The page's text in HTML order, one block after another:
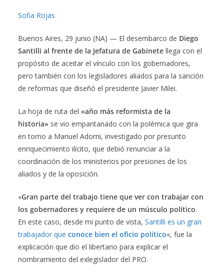
Sofia Rojas
Buenos Aires, 29 junio (NA) — El desembarco de Diego
Santilli al frente de la Jefatura de Gabinete llega con el
propósito de aceitar el vínculo con los gobernadores,
pero también con los legisladores aliados para la sanción
de reformas que diseñó el presidente Javier Milei.
La hoja de ruta del «año más reformista de la
historia» se vio empantanado con la polémica que gira
en torno a Manuel Adorni, investigado por presunto
enriquecimiento ilícito, que debió renunciar a la
coordinación de los ministerios por presiones de los
aliados y de la oposición.
«Gran parte del trabajo tiene que ver con trabajar con
los gobernadores y requiere de un músculo político.
En este caso, desde mi punto de vista, Santilli es un gran
trabajador que conoce bien el oficio político«, fue la
explicación que dio el libertario para explicar el
nombramiento del exlegislador del PRO.